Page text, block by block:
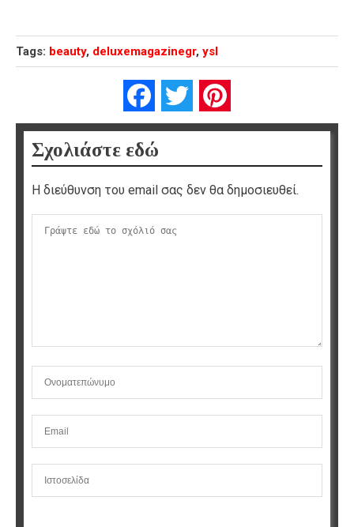
Tags: beauty, deluxemagazinegr, ysl
FacebookTwitter
Σχολιάστε εδώ
Η διεύθυνση του email σας δεν θα δημοσιευθεί.